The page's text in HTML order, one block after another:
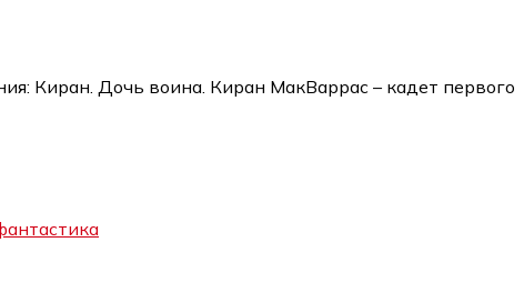
Киран. Дочь воина. Киран МакВаррас – кадет первого